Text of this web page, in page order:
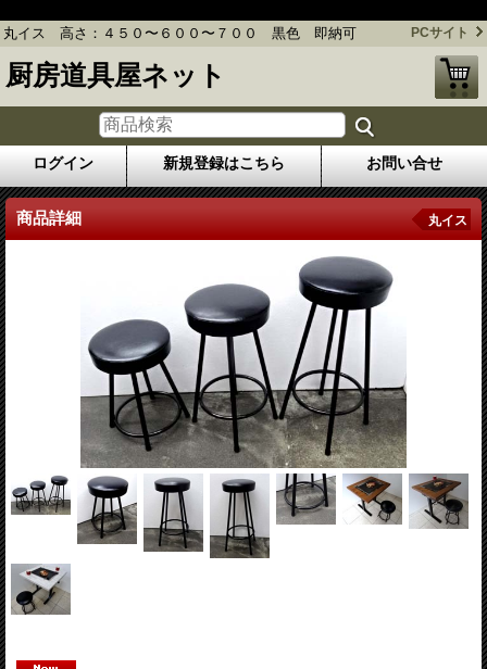
丸イス 高さ：４５０〜６００〜７００ 黒色 即納可 PCサイト
厨房道具屋ネット
ログイン 新規登録はこちら お問い合せ
商品詳細 丸イス